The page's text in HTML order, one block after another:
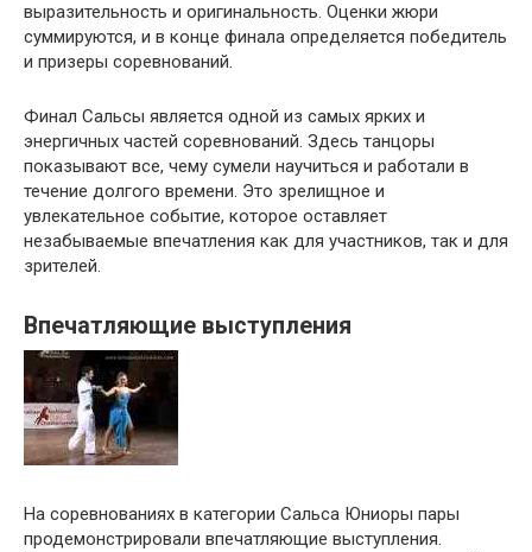
выразительность и оригинальность. Оценки жюри
суммируются, и в конце финала определяется победитель
и призеры соревнований.
Финал Сальсы является одной из самых ярких и
энергичных частей соревнований. Здесь танцоры
показывают все, чему сумели научиться и работали в
течение долгого времени. Это зрелищное и
увлекательное событие, которое оставляет
незабываемые впечатления как для участников, так и для
зрителей.
Впечатляющие выступления
На соревнованиях в категории Сальса Юниоры пары
продемонстрировали впечатляющие выступления.